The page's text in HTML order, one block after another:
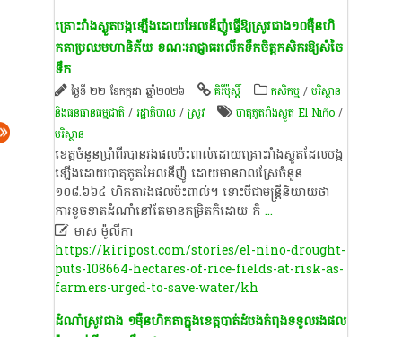
គ្រោះ​រាំង​ស្ងួត​បង្ក​ឡើង​ដោយ​អែ​ល​នី​ញ៉ូ​ធ្វើ​ឱ្យ​ស្រូវ​ជាង​១០​ម៉ឺន​ហិ​
កតា​ប្រឈម​ហានិភ័យ​ ខណៈ​អាជ្ញាធរ​លើកទឹកចិត្ត​កសិករ​ឱ្យ​សំចៃ​
ទឹក​
ថ្ងៃទី ២២ ខែកក្កដា ឆ្នាំ២០២៦ គិរីប៉ុស្តិ៍ កសិកម្ម/បរិស្ថាន
និងធនធានធម្មជាតិ/រដ្ឋាភិបាល/​ស្រូវ​ បាតុភូតរាំងស្ងួត El Niño/
បរិស្ថាន
ខេត្ត​ចំនួន​ប្រាំពីរ​បាន​រង​ផល​ប៉ះពាល់​ដោយ​គ្រោះ​រាំង​ស្ងួត​ដែល​បង្ក​
ឡើង​ដោយ​បាតុភូត​អែ​ល​នី​ញ៉ូ​ ដោយ​មាន​វាលស្រែ​ចំនួន​
១០៨.៦៦៤​ ហិ​កតា​រង​ផល​ប៉ះពាល់​។​ ទោះបីជា​មន្ត្រី​និយាយ​ថា​
ការ​ខូចខាត​ដំណាំ​នៅ​តែ​មាន​កម្រិត​ក៏​ដោយ​ ក៏ ...
មាស ម៉ូលីកា
https://kiripost.com/stories/el-nino-drought-
puts-108664-hectares-of-rice-fields-at-risk-as-
farmers-urged-to-save-water/kh
ដំណាំ​ស្រូវ​ជាង​ ១​ម៉ឺន​ហិ​កតា​ក្នុង​ខេត្តបាត់ដំបង​កំពុង​ទទួល​រង​ផល​